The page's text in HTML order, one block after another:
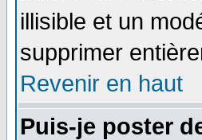
illisible et un
supprimer
Revenir en haut
Puis-je poster